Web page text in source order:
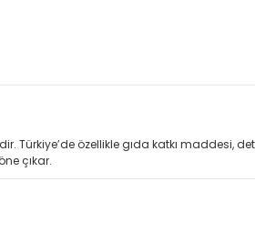
özellikle gıda katkı maddesi,
çıkar.